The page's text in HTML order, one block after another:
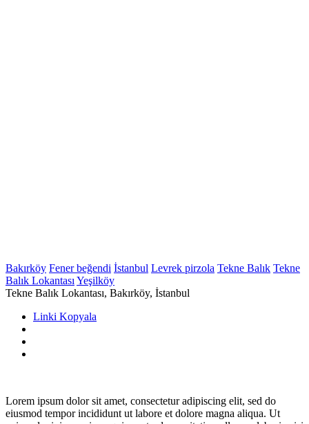
Bakırköy Fener beğendi İstanbul Levrek pirzola Tekne Balık Tekne
Balık Lokantası Yeşilköy
Tekne Balık Lokantası, Bakırköy, İstanbul
Linki Kopyala
Lorem ipsum dolor sit amet, consectetur adipiscing elit, sed do
eiusmod tempor incididunt ut labore et dolore magna aliqua. Ut